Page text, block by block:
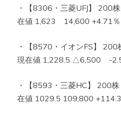
・【8306・三菱UFJ】
在値 1,623 14,600 +4.71％
・【8570・イオンFS】
現在値 1,228.5 △6,500 -
・【8593・三菱HC】
在値 1029.5 109,800